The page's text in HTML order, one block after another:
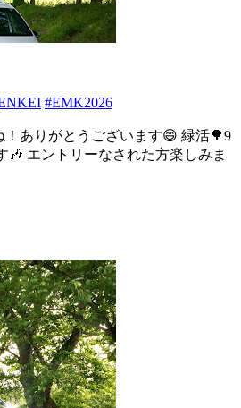
#EMK2026
ありがとうございます😄 緑活🌳9
🎶 エントリーなされた方楽しみま